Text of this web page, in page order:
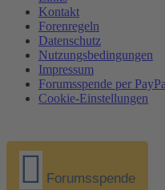
Kontakt
Forenregeln
Datenschutz
Nutzungsbedingungen
Impressum
Forumsspende per
Cookie-Einstellungen
Forumsspende